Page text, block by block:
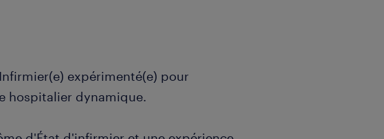
expérimenté(e) pour
hospitalier dynamique.